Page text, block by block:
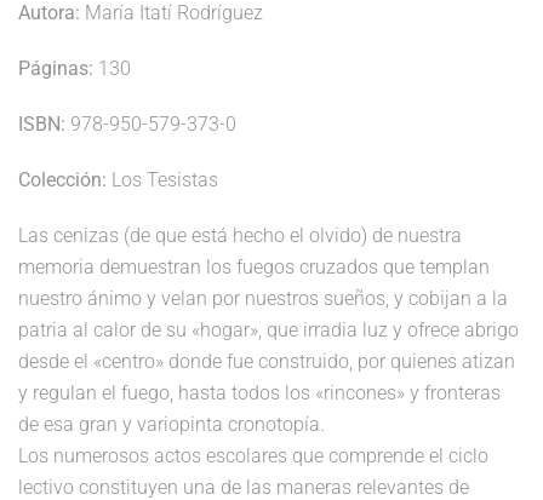
Autora: María Itatí Rodríguez
Páginas: 130
ISBN: 978-950-579-373-0
Colección: Los Tesistas
Las cenizas (de que está hecho el olvido) de nuestra
memoria demuestran los fuegos cruzados que templan
nuestro ánimo y velan por nuestros sueños, y cobijan a la
patria al calor de su «hogar», que irradia luz y ofrece abrigo
desde el «centro» donde fue construido, por quienes atizan
y regulan el fuego, hasta todos los «rincones» y fronteras
de esa gran y variopinta cronotopía.
Los numerosos actos escolares que comprende el ciclo
lectivo constituyen una de las maneras relevantes de